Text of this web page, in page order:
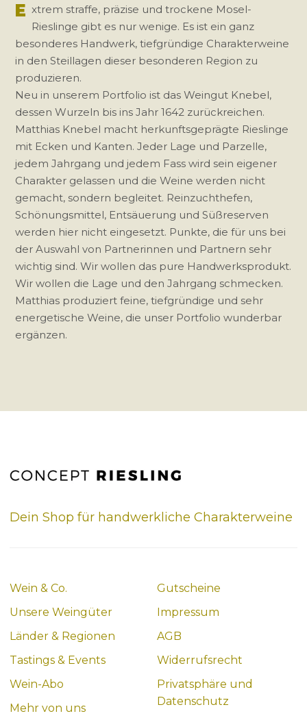
E xtrem straffe, präzise und trockene Mosel-
Rieslinge gibt es nur wenige. Es ist ein ganz
besonderes Handwerk, tiefgründige Charakterweine
in den Steillagen dieser besonderen Region zu
produzieren.
Neu in unserem Portfolio ist das Weingut Knebel,
dessen Wurzeln bis ins Jahr 1642 zurückreichen.
Matthias Knebel macht herkunftsgeprägte Rieslinge
mit Ecken und Kanten. Jeder Lage und Parzelle,
jedem Jahrgang und jedem Fass wird sein eigener
Charakter gelassen und die Weine werden nicht
gemacht, sondern begleitet. Reinzuchthefen,
Schönungsmittel, Entsäuerung und Süßreserven
werden hier nicht eingesetzt. Punkte, die für uns bei
der Auswahl von Partnerinnen und Partnern sehr
wichtig sind. Wir wollen das pure Handwerksprodukt.
Wir wollen die Lage und den Jahrgang schmecken.
Matthias produziert feine, tiefgründige und sehr
energetische Weine, die unser Portfolio wunderbar
ergänzen.
Dein Shop für handwerkliche Charakterweine
Wein & Co.
Unsere Weingüter
Länder & Regionen
Tastings & Events
Wein-Abo
Mehr von uns
Gutscheine
Impressum
AGB
Widerrufsrecht
Privatsphäre und
Datenschutz